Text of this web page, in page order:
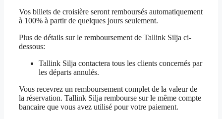
Vos billets de croisière seront remboursés automatiquement
à 100% à partir de quelques jours seulement.
Plus de détails sur le remboursement de Tallink Silja ci-
dessous:
Tallink Silja contactera tous les clients concernés par
les départs annulés.
Vous recevrez un remboursement complet de la valeur de
la réservation. Tallink Silja rembourse sur le même compte
bancaire que vous avez utilisé pour votre paiement.